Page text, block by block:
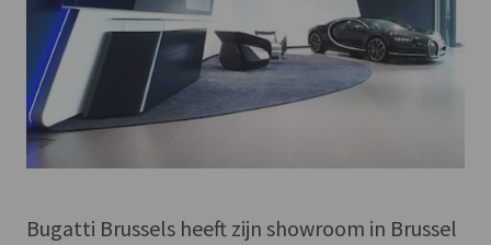
Bugatti Brussels heeft zijn showroom in Brussel